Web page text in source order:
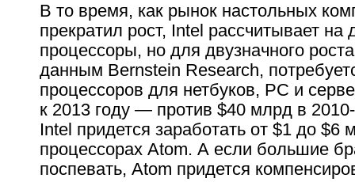
В то время, как рынок настольных
прекратил рост, Intel рассчитывает на
процессоры, но для двузначного
данным Bernstein Research,
процессоров для нетбуков, PC и
к 2013 году — против $40 млрд в
Intel придется заработать от $1 до $6
процессорах Atom. А если большие
поспевать, Atom придется